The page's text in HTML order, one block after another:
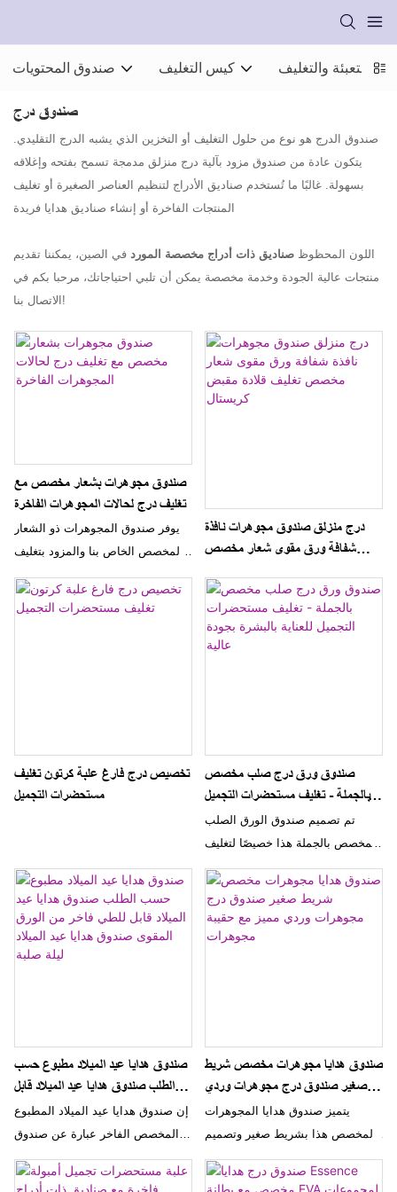
صندوق المحتويات كيس التغليف التعبئة والتغليف
صندوق درج
صندوق الدرج هو نوع من حلول التغليف أو التخزين الذي يشبه الدرج التقليدي.
يتكون عادة من صندوق مزود بآلية درج منزلق مدمجة تسمح بفتحه وإغلاقه
بسهولة. غالبًا ما تُستخدم صناديق الأدراج لتنظيم العناصر الصغيرة أو تغليف
اللون المحظوظ صناديق ذات أدراج مخصصة المورد في الصين، يمكننا تقديم
منتجات عالية الجودة وخدمة مخصصة يمكن أن تلبي احتياجاتك، مرحبا بكم في
الاتصال بنا!
صندوق مجوهرات بشعار مخصص مع
تغليف درج لحالات المجوهرات الفاخرة
يوفر صندوق المجوهرات ذو الشعار
المخصص الخاص بنا والمزود بتغليف
الدرج طريقة فاخرة وأنيقة لتخزين
وعرض قطع المجوهرات الثمينة
درج منزلق صندوق مجوهرات نافذة
شفافة ورق مقوى شعار مخصص
تخصيص درج فارغ علبة كرتون تغليف
مستحضرات التجميل
صندوق ورق درج صلب مخصص
بالجملة - تغليف مستحضرات التجميل
للعناية بالبشرة بجودة عالية
تم تصميم صندوق الورق الصلب
المخصص بالجملة هذا خصيصًا لتغليف
مستحضرات التجميل للعناية بالبشرة
وهو مصنوع من مواد عالية الجودة.
تصميمه الأنيق والمتين يجعله خيارًا
مثاليًا لعرض منتجات التجميل الخاصة
صندوق هدايا عيد الميلاد مطبوع حسب
الطلب صندوق هدايا عيد الميلاد قابل
للطي فاخر من الورق المقوى صندوق
هدايا عيد الميلاد ليلة صلبة
إن صندوق هدايا عيد الميلاد المطبوع
المخصص الفاخر عبارة عن صندوق
هدايا من الورق المقوى عالي الجودة
وقابل للطي وهو مثالي لتقديم هدايا
صندوق هدايا مجوهرات مخصص شريط
صغير صندوق درج مجوهرات وردي
مميز مع حقيبة مجوهرات
يتميز صندوق هدايا المجوهرات
المخصص هذا بشريط صغير وتصميم
وردي فاخر، مما يجعله التغليف
المثالي لهدايا المجوهرات الخاصة.